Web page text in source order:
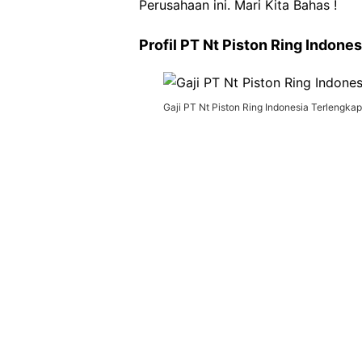
Perusahaan ini. Mari Kita Bahas !
Profil PT Nt Piston Ring
Gaji PT Nt Piston Ring Indonesia Terlengkap